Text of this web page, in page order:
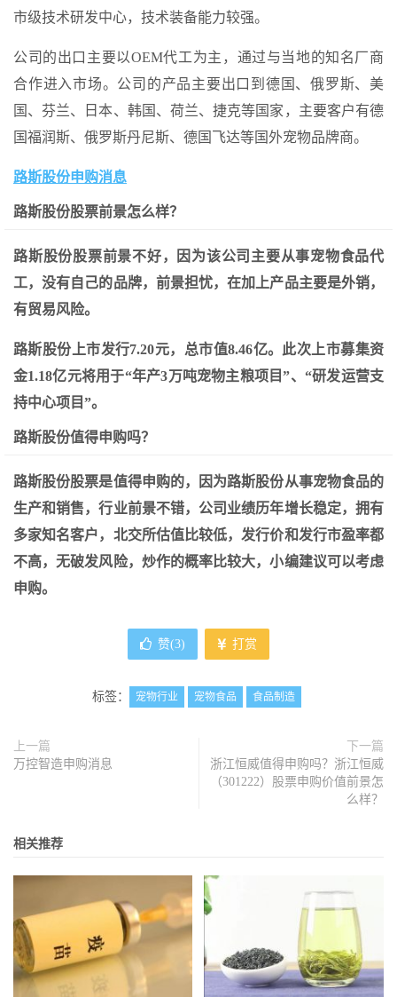
市级技术研发中心，技术装备能力较强。
公司的出口主要以OEM代工为主，通过与当地的知名厂商
合作进入市场。公司的产品主要出口到德国、俄罗斯、美
国、芬兰、日本、韩国、荷兰、捷克等国家，主要客户有德
国福润斯、俄罗斯丹尼斯、德国飞达等国外宠物品牌商。
路斯股份申购消息
路斯股份股票前景怎么样？
路斯股份股票前景不好，因为该公司主要从事宠物食品代
工，没有自己的品牌，前景担忧，在加上产品主要是外销，
有贸易风险。
路斯股份上市发行7.20元，总市值8.46亿。此次上市募集资
金1.18亿元将用于“年产3万吨宠物主粮项目”、“研发运营支
持中心项目”。
路斯股份值得申购吗？
路斯股份股票是值得申购的，因为路斯股份从事宠物食品的
生产和销售，行业前景不错，公司业绩历年增长稳定，拥有
多家知名客户，北交所估值比较低，发行价和发行市盈率都
不高，无破发风险，炒作的概率比较大，小编建议可以考虑
申购。
赞(3) 打赏
标签： 宠物行业 宠物食品 食品制造
上一篇
万控智造申购消息
下一篇
浙江恒威值得申购吗？浙江恒威
（301222）股票申购价值前景怎
么样？
相关推荐